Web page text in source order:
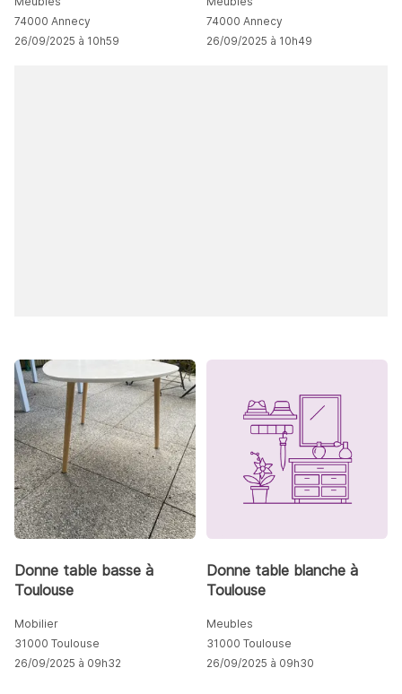
74000 Annecy
26/09/2025 à 10h59
74000 Annecy
26/09/2025 à 10h49
Donne table basse à
Toulouse
Mobilier
31000 Toulouse
26/09/2025 à 09h32
Donne table blanche à
Toulouse
Meubles
31000 Toulouse
26/09/2025 à 09h30